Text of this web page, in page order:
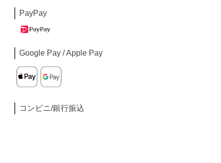
PayPay
Google Pay / Apple Pay
コンビニ/銀行振込